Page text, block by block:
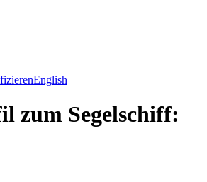
English
zum Segelschiff: